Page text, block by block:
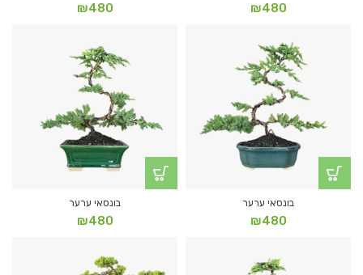
₪480
₪480
בונסאי ערער
₪480
בונסאי ערער
₪480